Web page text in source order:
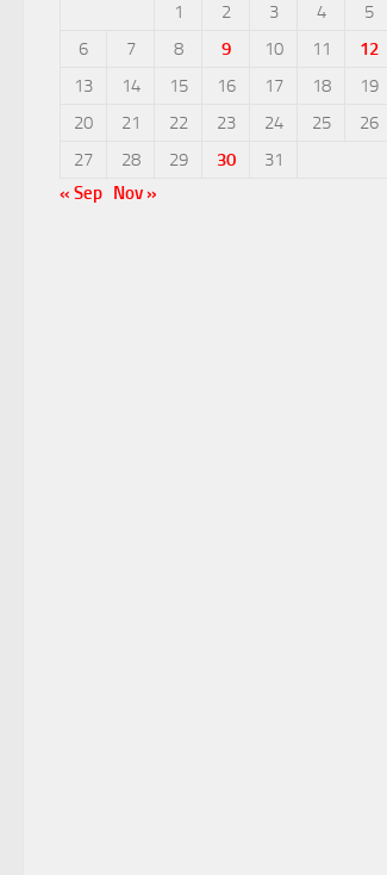
1
2 3 4
5
6
7 8 9 10 11
12
13
14 15 16 17 18
19
20
21 22 23 24 25
26
27
28 29 30
31
« Sep
Nov »